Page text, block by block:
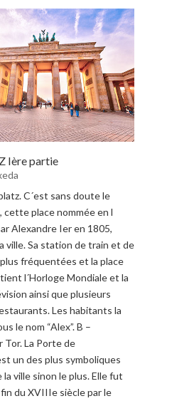
Ière partie
C´est sans doute le
cette place nommée en l
Alexandre Ier en 1805,
ville. Sa station de train et de
fréquentées et la place
l´Horloge Mondiale et la
ainsi que plusieurs
Les habitants la
le nom “Alex”. B –
Tor. La Porte de
un des plus symboliques
ville sinon le plus. Elle fut
du XVIIIe siècle par le